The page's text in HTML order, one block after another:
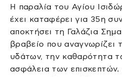
Η παραλία του Αγίου
έχει καταφέρει για 35η
αποκτήσει τη Γαλάζια
βραβείο που αναγνωρίζει
υδάτων, την καθαρότητα
ασφάλεια των επισκεπτών.